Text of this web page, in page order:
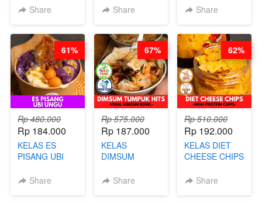
BY CHEF DITA
Share
KELAS KOPI &
BARISTA
ARISUDANA
(TANGGAL 10
AGS HARGA
NAIK! )
Share
KELAS CAKWE
DITA
(TANGGAL 10
AGS HARGA
NAIK! )
Share
Rp 480.000
Rp 184.000
KELAS ES
PISANG UBI
CHEF DITA
Share
61%
Rp 575.000
Rp 187.000
KELAS
DIMSUM
- VIRAL
Share
67%
Rp 510.000
Rp 192.000
KELAS DIET
CHEESE CHIPS
PROTEIN
Share
62%